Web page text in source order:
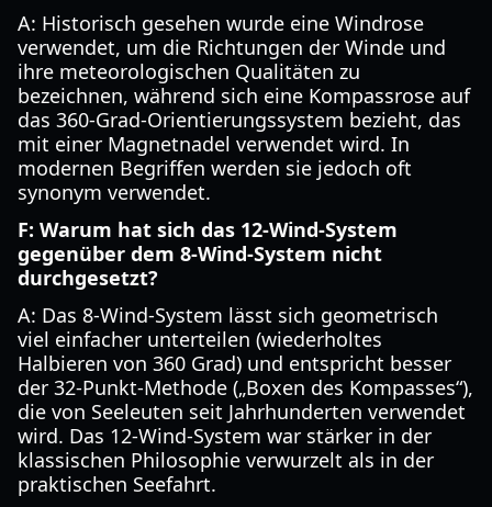
A: Historisch gesehen wurde eine Windrose
verwendet, um die Richtungen der Winde und
ihre meteorologischen Qualitäten zu
bezeichnen, während sich eine Kompassrose auf
das 360-Grad-Orientierungssystem bezieht, das
mit einer Magnetnadel verwendet wird. In
modernen Begriffen werden sie jedoch oft
synonym verwendet.
F: Warum hat sich das 12-Wind-System
gegenüber dem 8-Wind-System nicht
durchgesetzt?
A: Das 8-Wind-System lässt sich geometrisch
viel einfacher unterteilen (wiederholtes
Halbieren von 360 Grad) und entspricht besser
der 32-Punkt-Methode („Boxen des Kompasses“),
die von Seeleuten seit Jahrhunderten verwendet
wird. Das 12-Wind-System war stärker in der
klassischen Philosophie verwurzelt als in der
praktischen Seefahrt.